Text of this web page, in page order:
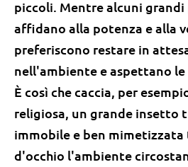
piccoli. Mentre alcuni
affidano alla potenza e alla
preferiscono restare in
nell'ambiente e aspettano le
È così che caccia, per
religiosa, un grande insetto
immobile e ben
d'occhio l'ambiente